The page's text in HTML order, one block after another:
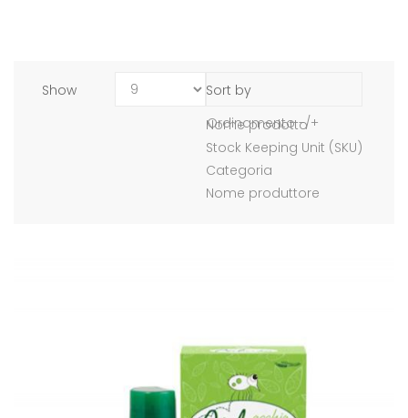
Show
Sort by
Ordinamento -/+
Nome prodotto
Stock Keeping Unit (SKU)
Categoria
Nome produttore